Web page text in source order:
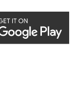
Зазим’є